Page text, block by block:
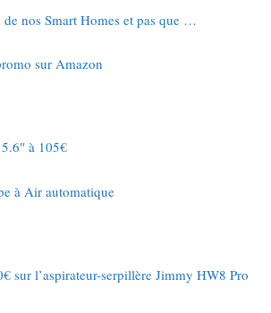
de nos Smart Homes et pas que …
sur Amazon
à 105€
à Air automatique
sur l’aspirateur-serpillère Jimmy HW8 Pro